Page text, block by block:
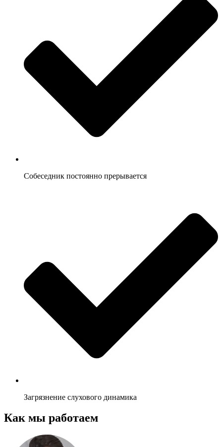
Собеседник постоянно прерывается
Загрязнение слухового динамика
Как мы работаем